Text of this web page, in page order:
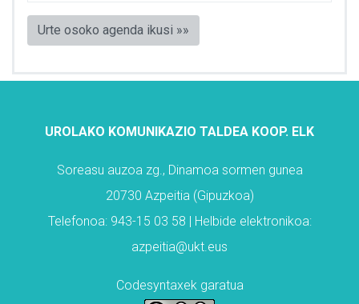
Urte osoko agenda ikusi »»
UROLAKO KOMUNIKAZIO TALDEA KOOP. ELK
Soreasu auzoa zg., Dinamoa sormen gunea
20730 Azpeitia (Gipuzkoa)
Telefonoa: 943-15 03 58 | Helbide elektronikoa:
azpeitia@ukt.eus
Codesyntaxek garatua